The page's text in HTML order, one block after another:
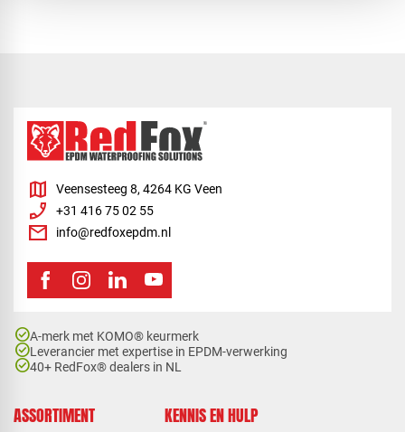
ASSORTIMENT KENNIS EN HULP
map Veensesteeg 8, 4264 KG Veen
phone_enabled +31 416 75 02 55
mail info@redfoxepdm.nl
check_circleA-merk met KOMO® keurmerk
check_circleLeverancier met expertise in EPDM-verwerking
check_circle40+ RedFox® dealers in NL